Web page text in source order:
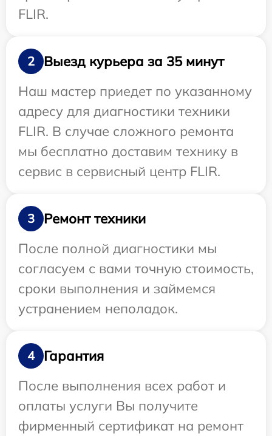
FLIR.
2
Выезд курьера за 35 минут
Наш мастер приедет по указанному
адресу для диагностики техники
FLIR. В случае сложного ремонта
мы бесплатно доставим технику в
сервис в сервисный центр FLIR.
3
Ремонт техники
После полной диагностики мы
согласуем с вами точную стоимость,
сроки выполнения и займемся
устранением неполадок.
4
Гарантия
После выполнения всех работ и
оплаты услуги Вы получите
фирменный сертификат на ремонт